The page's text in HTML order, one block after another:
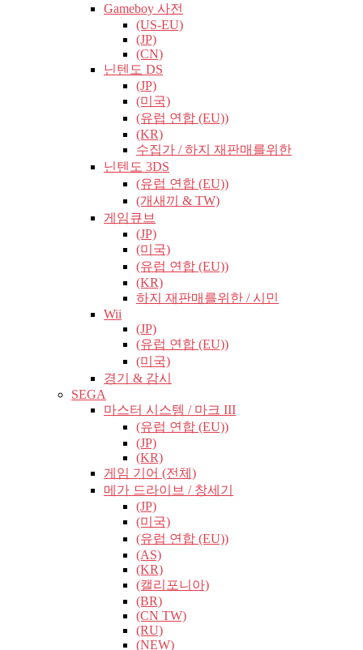
Gameboy 사전
(US-EU)
(JP)
(CN)
닌텐도 DS
(JP)
(미국)
(유럽​​ 연합 (EU))
(KR)
수집가 / 하지 재판매를위한
닌텐도 3DS
(유럽​​ 연합 (EU))
(개새끼 & TW)
게임큐브
(JP)
(미국)
(유럽​​ 연합 (EU))
(KR)
하지 재판매를위한 / 시민
Wii
(JP)
(유럽​​ 연합 (EU))
(미국)
경기 & 감시
SEGA
마스터 시스템 / 마크 III
(유럽​​ 연합 (EU))
(JP)
(KR)
게임 기어 (전체)
메가 드라이브 / 창세기
(JP)
(미국)
(유럽​​ 연합 (EU))
(AS)
(KR)
(캘리포니아)
(BR)
(CN TW)
(RU)
(NEW)